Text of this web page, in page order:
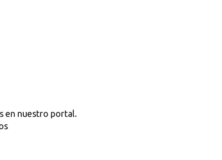
en nuestro portal.